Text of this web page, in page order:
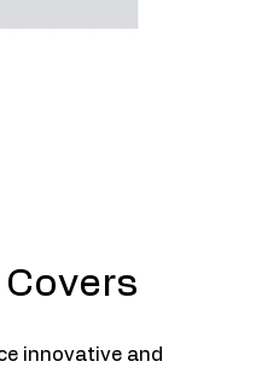
innovative and